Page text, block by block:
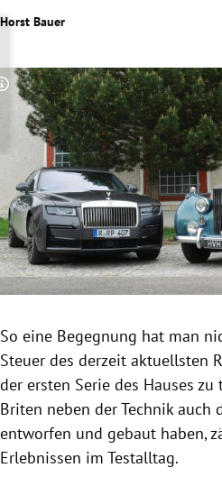
Untermenü
Untermenü
Untermenü
Untermenü
Untermenü
Untermenü
Untermenü
Horst Bauer
Copyright-Hinweis öffnen/schließen
So eine Begegnung hat man
Steuer des derzeit aktuellsten
der ersten Serie des Hauses
Briten neben der Technik auch
entworfen und gebaut haben,
Erlebnissen im Testalltag.